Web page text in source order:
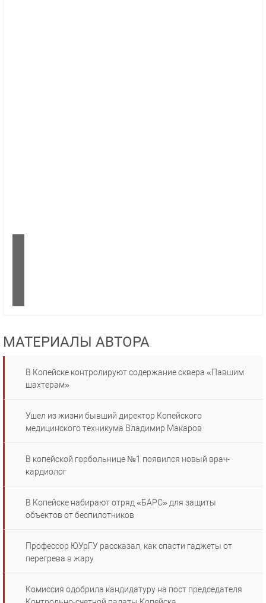
МАТЕРИАЛЫ АВТОРА
В Копейске контролируют содержание сквера «Павшим
шахтерам»
Ушел из жизни бывший директор Копейского
медицинского техникума Владимир Макаров
В копейской горбольнице №1 появился новый врач-
кардиолог
В Копейске набирают отряд «БАРС» для защиты
объектов от беспилотников
Профессор ЮУрГУ рассказал, как спасти гаджеты от
перегрева в жару
Комиссия одобрила кандидатуру на пост председателя